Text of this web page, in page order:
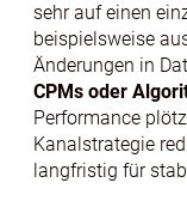
sehr auf einen
beispielsweise
Änderungen in
CPMs oder
Performance
Kanalstrategie
langfristig für